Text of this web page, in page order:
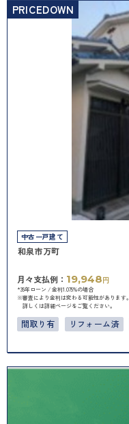
PRICEDOWN
中古一戸建て
和泉市万町
月々支払例： 19,948円
*35年ローン / 金利1.075%の場合
※審査により金利は変わる可能性があります。
詳しくは詳細ページをご覧ください。
間取り有 リフォーム済